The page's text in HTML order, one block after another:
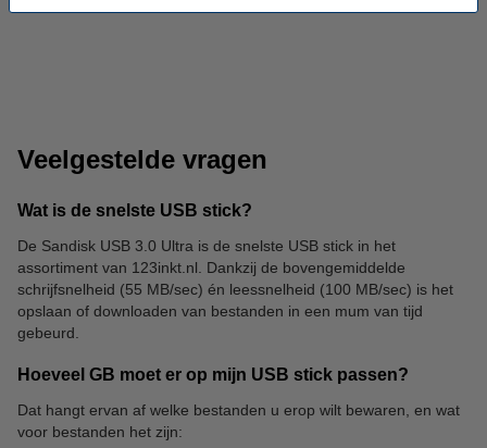
Geheugenkaarten
Veelgestelde vragen
Wat is de snelste USB stick?
De Sandisk USB 3.0 Ultra is de snelste USB stick in het
assortiment van 123inkt.nl. Dankzij de bovengemiddelde
schrijfsnelheid (55 MB/sec) én leessnelheid (100 MB/sec) is het
opslaan of downloaden van bestanden in een mum van tijd
gebeurd.
Hoeveel GB moet er op mijn USB stick passen?
Dat hangt ervan af welke bestanden u erop wilt bewaren, en wat
voor bestanden het zijn: